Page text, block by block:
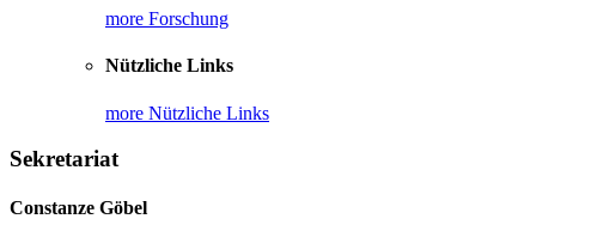
more Forschung
Nützliche Links
more Nützliche Links
Sekretariat
Constanze Göbel